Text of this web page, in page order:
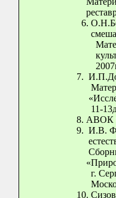
7.
11-
8. АВОК
9. И.В.
Сборник
г.
10. Сизов